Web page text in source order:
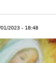
2023 - 18:48